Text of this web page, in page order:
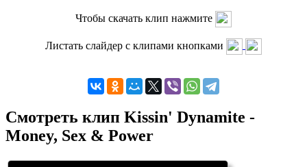
Чтобы скачать клип нажмите
Листать слайдер с клипами кнопками
Смотреть клип Kissin' Dynamite -
Money, Sex & Power